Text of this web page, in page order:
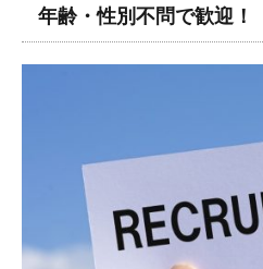
年齢・性別不問で歓迎！